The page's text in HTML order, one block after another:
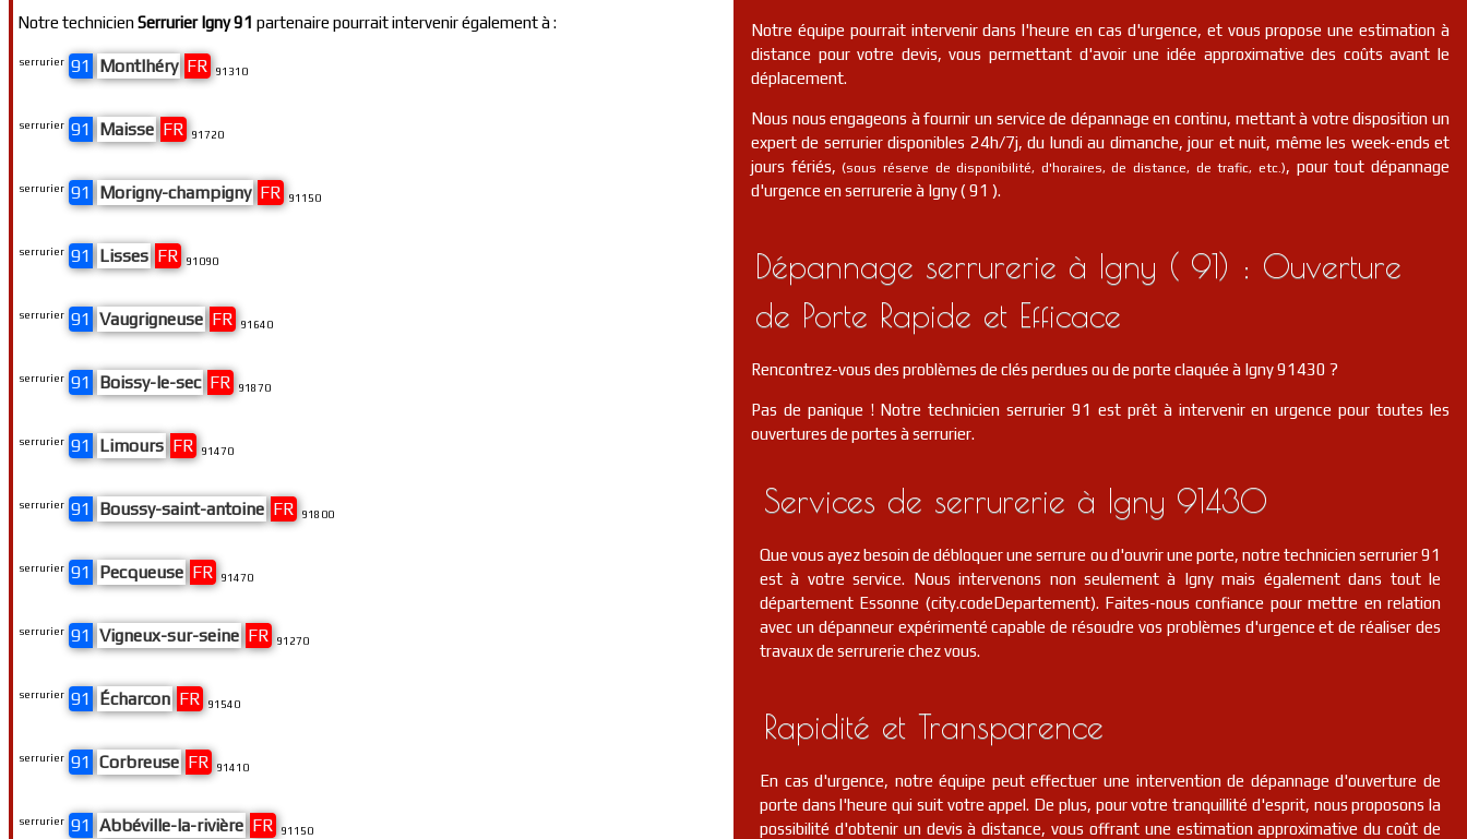
Notre technicienSerrurier Igny 91 partenaire pourrait intervenir également à :
serrurier 91 Abbéville-la-rivière FR 91150
serrurier 91 Corbreuse FR 91410
serrurier 91 Écharcon FR 91540
serrurier 91 Vigneux-sur-seine FR 91270
serrurier 91 Pecqueuse FR 91470
serrurier 91 Boussy-saint-antoine FR 91800
serrurier 91 Limours FR 91470
serrurier 91 Boissy-le-sec FR 91870
serrurier 91 Vaugrigneuse FR 91640
serrurier 91 Lisses FR 91090
serrurier 91 Morigny-champigny FR 91150
serrurier 91 Maisse FR 91720
serrurier 91 Montlhéry FR 91310
Notre équipe pourrait intervenir dans l'heure en cas d'urgence, et vous propose une estimation à
distance pour votre devis, vous permettant d'avoir une idée approximative des coûts avant le
déplacement.
Nous nous engageons à fournir un service de dépannage en continu, mettant à votre disposition un
expert de serrurier disponibles 24h/7j, du lundi au dimanche, jour et nuit, même les week-ends et
jours fériés,(sous réserve de disponibilité, d'horaires, de distance, de trafic, etc.), pour tout dépannage
d'urgence en serrurerie à Igny ( 91 ).
Dépannage serrurerie à Igny ( 91) : Ouverture
de Porte Rapide et Efficace
Rencontrez-vous des problèmes de clés perdues ou de porte claquée à Igny 91430 ?
Pas de panique ! Notre technicien serrurier 91 est prêt à intervenir en urgence pour toutes les
ouvertures de portes à serrurier.
Services de serrurerie à Igny 91430
Que vous ayez besoin de débloquer une serrure ou d'ouvrir une porte, notre technicien serrurier 91
est à votre service. Nous intervenons non seulement à Igny mais également dans tout le
département Essonne (city.codeDepartement). Faites-nous confiance pour mettre en relation
avec un dépanneur expérimenté capable de résoudre vos problèmes d'urgence et de réaliser des
travaux de serrurerie chez vous.
Rapidité et Transparence
En cas d'urgence, notre équipe peut effectuer une intervention de dépannage d'ouverture de
porte dans l'heure qui suit votre appel. De plus, pour votre tranquillité d'esprit, nous proposons la
possibilité d'obtenir un devis à distance, vous offrant une estimation approximative du coût de